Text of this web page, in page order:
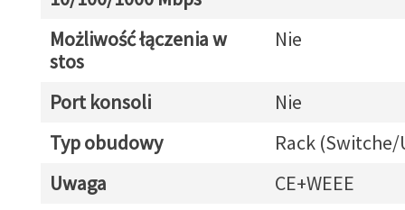
Możliwość łączenia w
stos
Nie
Port konsoli
Nie
Typ obudowy
Rack (Switche/
Uwaga
CE+WEEE